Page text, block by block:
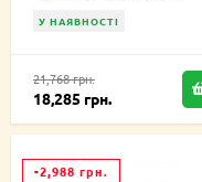
У НАЯВНОСТІ
21,768 грн.
18,285 грн.
-2,988 грн.